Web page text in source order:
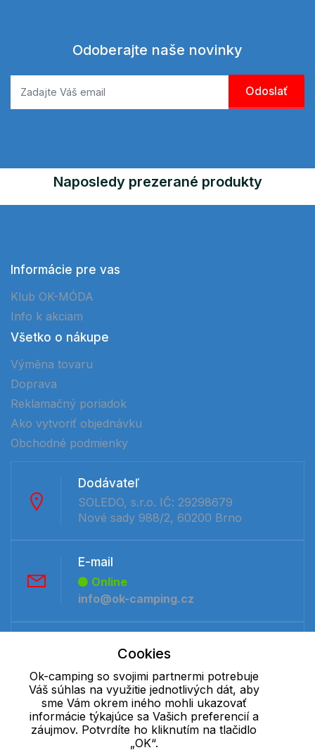
Odoberajte naše novinky
Naposledy prezerané produkty
Informácie pre vas
Klub OK-MÓDA
Info k akciam
Všetko o nákupe
Výměna tovaru
Doprava
Reklamačný poriadok
Ako vytvoriť objednávku
Obchodné podmienky
Dodávateľ
SOLEDO, s.r.o. IČ: 29298679
Nové sady 988/2, 60200 Brno
E-mail
Online
info@ok-camping.cz
Offline
+421 277 270 091
Cookie - podrobné nastavenie| Ďalšie informácie|Spracovanie
osobných údajov
Cookies
Ok-camping so svojimi partnermi potrebuje
Váš súhlas na využitie jednotlivých dát, aby
sme Vám okrem iného mohli ukazovať
informácie týkajúce sa Vašich preferencií a
záujmov. Potvrdíte ho kliknutím na tlačidlo
„OK“.